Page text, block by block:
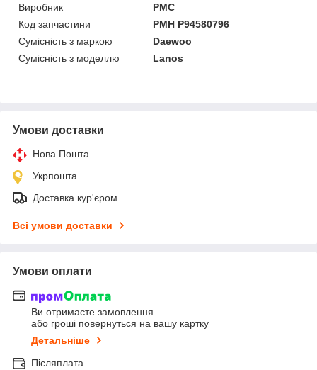
Виробник
PMC
Код запчастини
PMH P94580796
Сумісність з маркою
Daewoo
Сумісність з моделлю
Lanos
Умови доставки
Нова Пошта
Укрпошта
Доставка кур'єром
Всі умови доставки
Умови оплати
Ви отримаєте замовлення
або гроші повернуться на вашу картку
Детальніше
Післяплата